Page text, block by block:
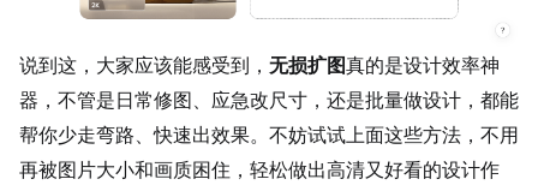
说到这，大家应该能感受到， 无损扩图真的是设计效率神
器，不管是日常修图、应急改尺寸，还是批量做设计，都能
帮你少走弯路、快速出效果。不妨试试上面这些方法，不用
再被图片大小和画质困住，轻松做出高清又好看的设计作